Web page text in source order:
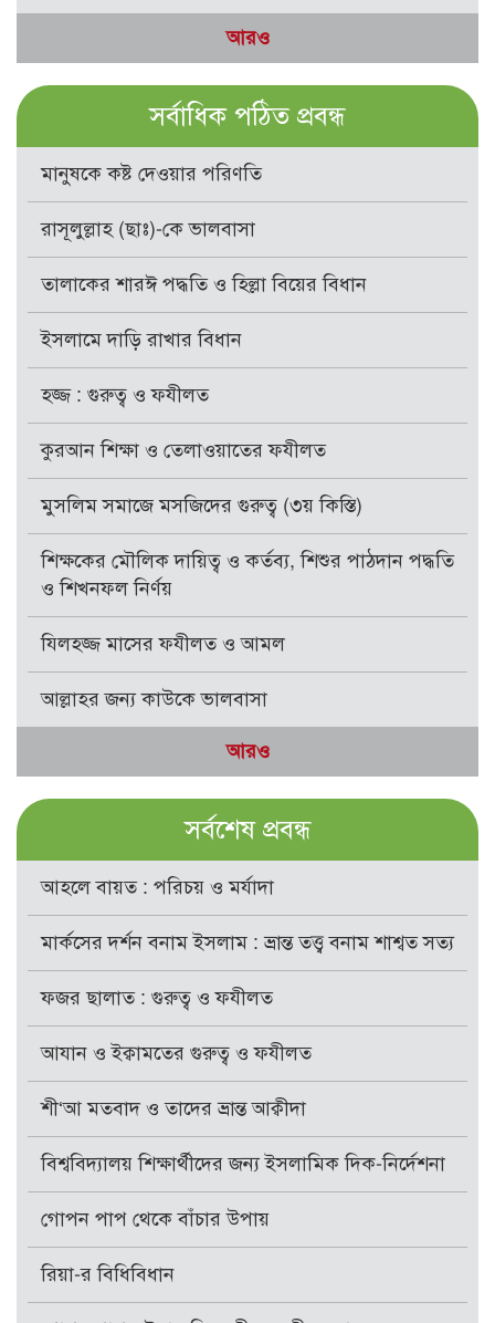
আরও
সর্বাধিক পঠিত প্রবন্ধ
মানুষকে কষ্ট দেওয়ার পরিণতি
রাসূলুল্লাহ (ছাঃ)-কে ভালবাসা
তালাকের শারঈ পদ্ধতি ও হিল্লা বিয়ের বিধান
ইসলামে দাড়ি রাখার বিধান
হজ্জ : গুরুত্ব ও ফযীলত
কুরআন শিক্ষা ও তেলাওয়াতের ফযীলত
মুসলিম সমাজে মসজিদের গুরুত্ব (৩য় কিস্তি)
শিক্ষকের মৌলিক দায়িত্ব ও কর্তব্য, শিশুর পাঠদান পদ্ধতি
ও শিখনফল নির্ণয়
যিলহজ্জ মাসের ফযীলত ও আমল
আল্লাহর জন্য কাউকে ভালবাসা
আরও
সর্বশেষ প্রবন্ধ
আহলে বায়ত : পরিচয় ও মর্যাদা
মার্কসের দর্শন বনাম ইসলাম : ভ্রান্ত তত্ত্ব বনাম শাশ্বত সত্য
ফজর ছালাত : গুরুত্ব ও ফযীলত
আযান ও ইক্বামতের গুরুত্ব ও ফযীলত
শী‘আ মতবাদ ও তাদের ভ্রান্ত আক্বীদা
বিশ্ববিদ্যালয় শিক্ষার্থীদের জন্য ইসলামিক দিক-নির্দেশনা
গোপন পাপ থেকে বাঁচার উপায়
রিয়া-র বিধিবিধান